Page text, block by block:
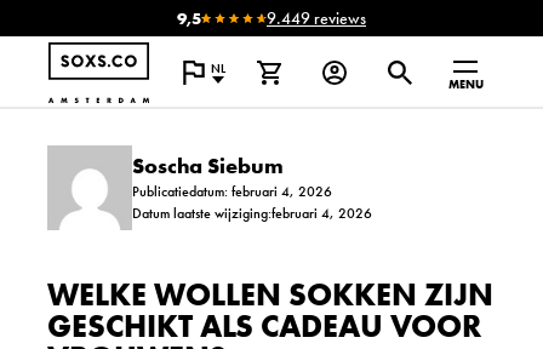
9,5 9.449 reviews
NL
MENU
Soscha Siebum
Publicatiedatum: februari 4, 2026
Datum laatste wijziging:februari 4, 2026
WELKE WOLLEN SOKKEN ZIJN
GESCHIKT ALS CADEAU VOOR